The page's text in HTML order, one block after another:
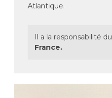
Atlantique.
Il a la responsabilité du
France.